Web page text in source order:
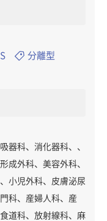
分離型
器科、消化器科、、
成外科、美容外科、
小児外科、皮膚泌尿
科、産婦人科、産
道科、放射線科、麻